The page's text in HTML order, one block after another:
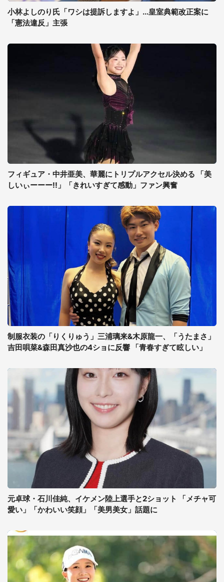
小林よしのり氏「ワシは提訴しますよ」...皇室典範改正案に
「憲法違反」主張
フィギュア・中井亜美、華麗にトリプルアクセル決める 「美
しいぃーーー!!」「きれいすぎて感動」ファン興奮
制服衣装の「りくりゅう」三浦璃来&木原龍一、「うたまさ」
吉田唄菜&森田真沙也の4ショに反響 「青春すぎて眩しい」
元卓球・石川佳純、イケメン陸上選手と2ショット 「メチャ可
愛い」「かわいい笑顔」「美男美女」話題に